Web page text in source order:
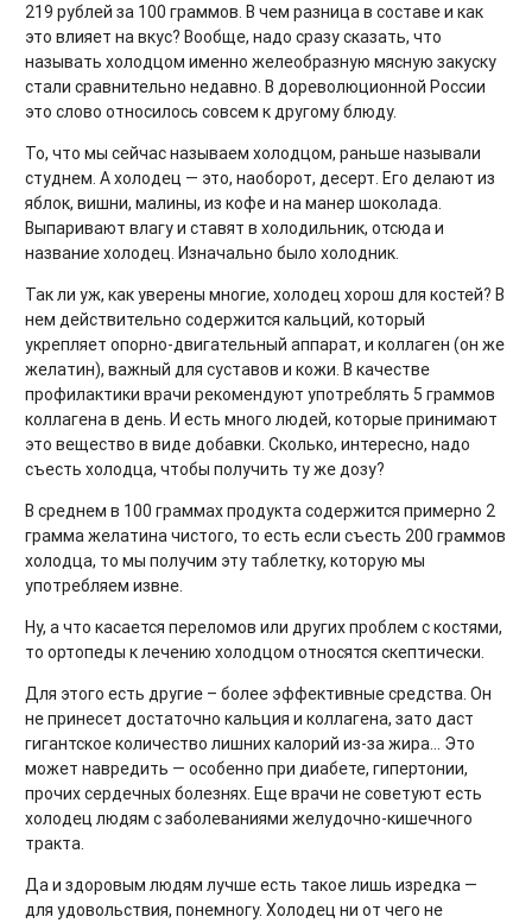
219 рублей за 100 граммов. В чем разница в составе и как
это влияет на вкус? Вообще, надо сразу сказать, что
называть холодцом именно желеобразную мясную закуску
стали сравнительно недавно. В дореволюционной России
это слово относилось совсем к другому блюду.
То, что мы сейчас называем холодцом, раньше называли
студнем. А холодец — это, наоборот, десерт. Его делают из
яблок, вишни, малины, из кофе и на манер шоколада.
Выпаривают влагу и ставят в холодильник, отсюда и
название холодец. Изначально было холодник.
Так ли уж, как уверены многие, холодец хорош для костей? В
нем действительно содержится кальций, который
укрепляет опорно-двигательный аппарат, и коллаген (он же
желатин), важный для суставов и кожи. В качестве
профилактики врачи рекомендуют употреблять 5 граммов
коллагена в день. И есть много людей, которые принимают
это вещество в виде добавки. Сколько, интересно, надо
съесть холодца, чтобы получить ту же дозу?
В среднем в 100 граммах продукта содержится примерно 2
грамма желатина чистого, то есть если съесть 200 граммов
холодца, то мы получим эту таблетку, которую мы
употребляем извне.
Ну, а что касается переломов или других проблем с костями,
то ортопеды к лечению холодцом относятся скептически.
Для этого есть другие – более эффективные средства. Он
не принесет достаточно кальция и коллагена, зато даст
гигантское количество лишних калорий из-за жира... Это
может навредить — особенно при диабете, гипертонии,
прочих сердечных болезнях. Еще врачи не советуют есть
холодец людям с заболеваниями желудочно-кишечного
тракта.
Да и здоровым людям лучше есть такое лишь изредка —
для удовольствия, понемногу. Холодец ни от чего не